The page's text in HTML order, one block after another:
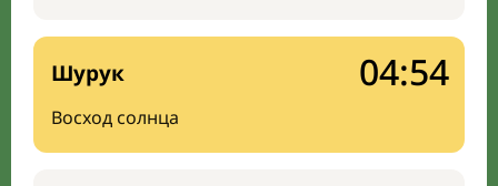
Шурук
Восход солнца
04:54